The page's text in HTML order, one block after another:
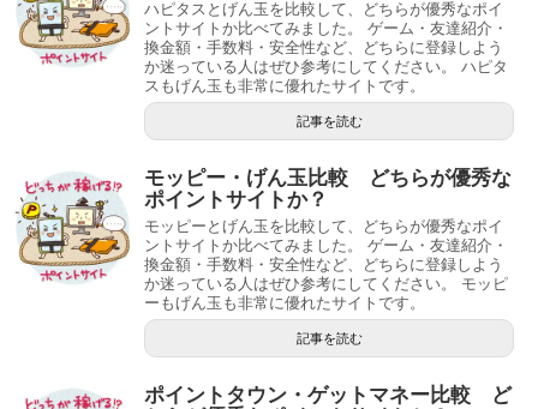
ハピタスとげん玉を比較して、どちらが優秀なポイ
ントサイトか比べてみました。 ゲーム・友達紹介・
換金額・手数料・安全性など、どちらに登録しよう
か迷っている人はぜひ参考にしてください。 ハピタ
スもげん玉も非常に優れたサイトです。
記事を読む
モッピー・げん玉比較 どちらが優秀な
ポイントサイトか？
モッピーとげん玉を比較して、どちらが優秀なポイ
ントサイトか比べてみました。 ゲーム・友達紹介・
換金額・手数料・安全性など、どちらに登録しよう
か迷っている人はぜひ参考にしてください。 モッピ
ーもげん玉も非常に優れたサイトです。
記事を読む
ポイントタウン・ゲットマネー比較 ど